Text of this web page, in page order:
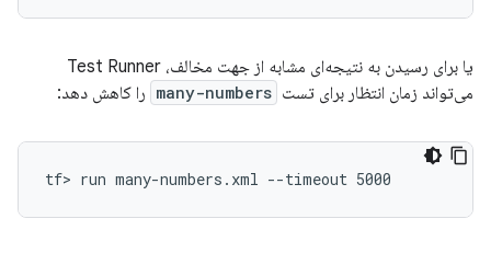
یا برای رسیدن به نتیجه‌ای مشابه از جهت مخالف، Test Runner
می‌تواند زمان انتظار برای تست many-numbers را کاهش دهد:
tf> run many-numbers.xml --timeout 5000